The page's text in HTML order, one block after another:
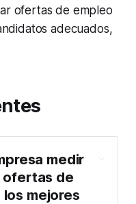
ofertas de empleo
adecuados,
medir
ofertas de
mejores